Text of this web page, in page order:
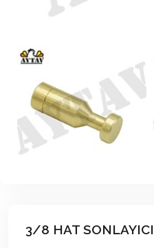
3/8 HAT SONLAYICI